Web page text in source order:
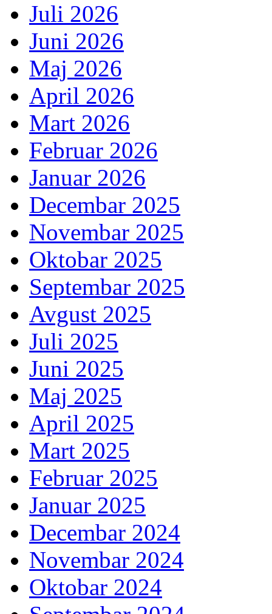
Juli 2026
Juni 2026
Maj 2026
April 2026
Mart 2026
Februar 2026
Januar 2026
Decembar 2025
Novembar 2025
Oktobar 2025
Septembar 2025
Avgust 2025
Juli 2025
Juni 2025
Maj 2025
April 2025
Mart 2025
Februar 2025
Januar 2025
Decembar 2024
Novembar 2024
Oktobar 2024